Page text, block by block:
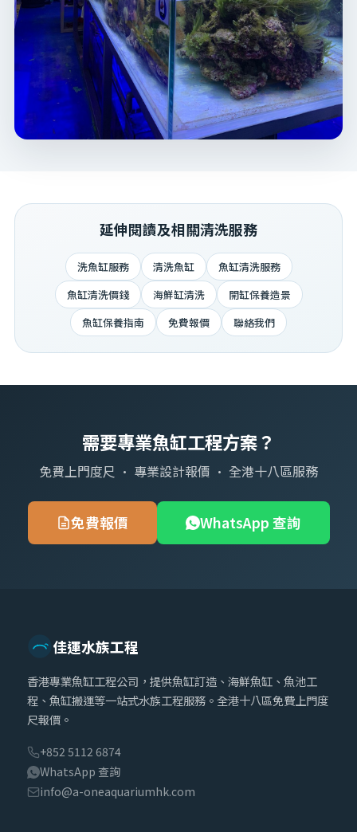
延伸閱讀及相關清洗服務
洗魚缸服務 清洗魚缸
魚缸清洗服務
魚缸清洗價錢
海鮮缸清洗
開缸保養造景
魚缸保養指南
免費報價 聯絡我們
需要專業魚缸工程方案？
免費上門度尺 · 專業設計報價 · 全港十八區服務
免費報價 WhatsApp 查詢
佳運水族工程
香港專業魚缸工程公司，提供魚缸訂造、海鮮魚缸、魚池工
程、魚缸搬運等一站式水族工程服務。全港十八區免費上門度
尺報價。
+852 5112 6874
WhatsApp 查詢
info@a-oneaquariumhk.com